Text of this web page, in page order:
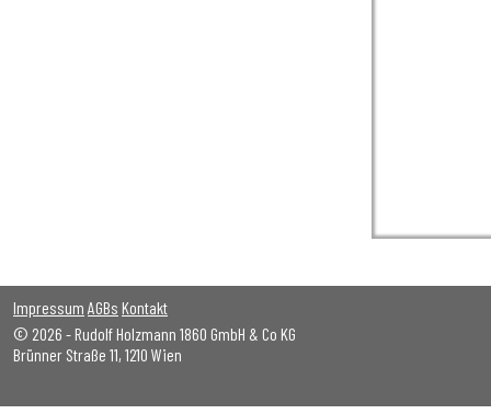
Impressum AGBs Kontakt
© 2026 - Rudolf Holzmann 1860 GmbH & Co KG
Brünner Straße 11, 1210 Wien